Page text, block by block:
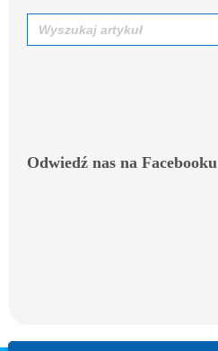
Search
for:
Odwiedź nas na Facebooku